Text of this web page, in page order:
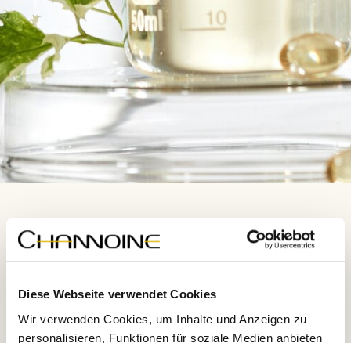
Diese Webseite verwendet Cookies
Wir verwenden Cookies, um Inhalte und Anzeigen zu
personalisieren, Funktionen für soziale Medien anbieten